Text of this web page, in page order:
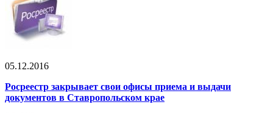
05.12.2016
Росреестр закрывает свои офисы приема и выдачи
документов в Ставропольском крае